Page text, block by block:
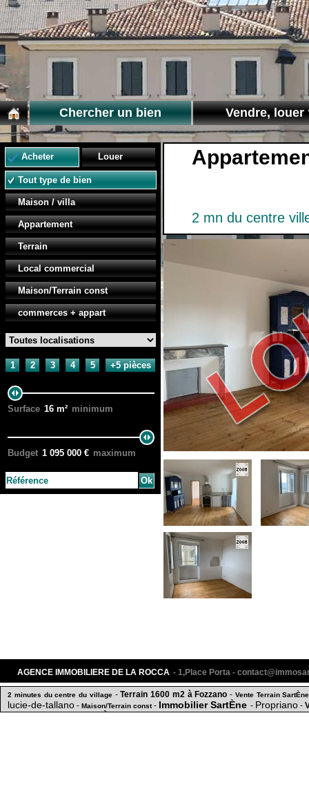
Chercher un bien Vendre, louer
Acheter Louer
Tout type de bien
Maison / villa
Appartement
Terrain
Local commercial
Maison/Terrain const
commerces + appart
1 2 3 4 5 +5 pièces
Surface 16 m² minimum
Budget 1 095 000 € maximum
2 mn du centre
AGENCE IMMOBILIERE DE LA ROCCA - 1,Place Porta -
2 minutes du centre du village-Terrain 1600 m2 à Fozzano - Vente Terrain
lucie-de-tallano -Maison/Terrain const- Immobilier SartÈne - Propriano-
Achat Maison SartÈne Appartement T5 meublé